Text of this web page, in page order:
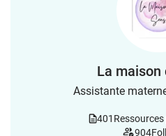
La maison
Assistante
401
904